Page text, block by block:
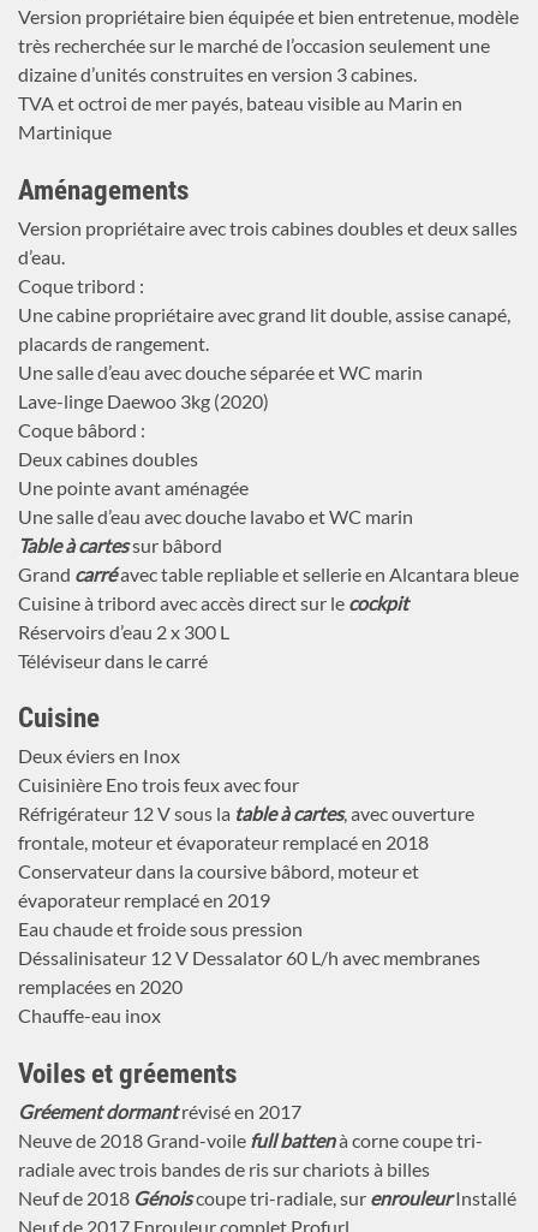
Version propriétaire bien équipée et bien entretenue, modèle
très recherchée sur le marché de l’occasion seulement une
dizaine d’unités construites en version 3 cabines.
TVA et octroi de mer payés, bateau visible au Marin en
Martinique
Aménagements
Version propriétaire avec trois cabines doubles et deux salles
d’eau.
Coque tribord :
Une cabine propriétaire avec grand lit double, assise canapé,
placards de rangement.
Une salle d’eau avec douche séparée et WC marin
Lave-linge Daewoo 3kg (2020)
Coque bâbord :
Deux cabines doubles
Une pointe avant aménagée
Une salle d’eau avec douche lavabo et WC marin
Table à cartessur bâbord
Grand carréavec table repliable et sellerie en Alcantara bleue
Cuisine à tribord avec accès direct sur le cockpit
Réservoirs d’eau 2 x 300 L
Téléviseur dans le carré
Cuisine
Deux éviers en Inox
Cuisinière Eno trois feux avec four
Réfrigérateur 12 V sous la table à cartes, avec ouverture
frontale, moteur et évaporateur remplacé en 2018
Conservateur dans la coursive bâbord, moteur et
évaporateur remplacé en 2019
Eau chaude et froide sous pression
Déssalinisateur 12 V Dessalator 60 L/h avec membranes
remplacées en 2020
Chauffe-eau inox
Voiles et gréements
Gréement dormantrévisé en 2017
Neuve de 2018 Grand-voile full battenà corne coupe tri-
radiale avec trois bandes de ris sur chariots à billes
Neuf de 2018 Génoiscoupe tri-radiale, sur enrouleurInstallé
Neuf de 2017 Enrouleur complet Profurl